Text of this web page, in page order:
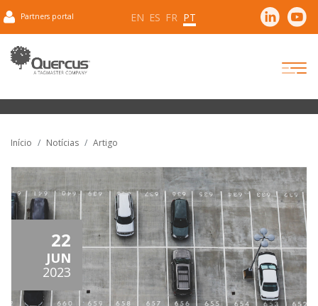
Partners portal EN ES FR PT
Início Notícias Artigo
22
JUN
2023